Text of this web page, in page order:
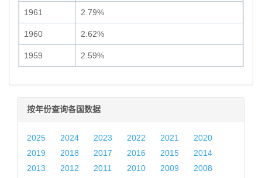
1961 2.79%
1960 2.62%
1959 2.59%
按年份查询各国数据
2025 2024 2023 2022 2021
2020
2019
2018 2017 2016 2015
2014
2013
2012 2011 2010 2009
2008